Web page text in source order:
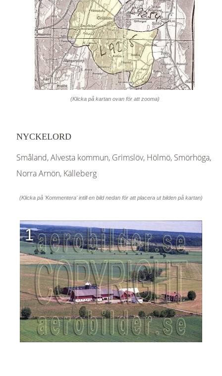
(Klicka på kartan ovan för att zooma)
NYCKELORD
Småland, Alvesta kommun, Grimslöv, Hölmö, Smörhöga,
Norra Arnön, Källeberg
(Klicka på 'Kommentera' intill en bild nedan för att placera ut bilden på kartan)
1